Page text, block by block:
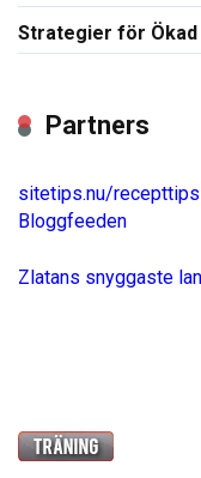
Strategier för
Partners
sitetips.nu/recepttips
Bloggfeeden
Zlatans snyggaste